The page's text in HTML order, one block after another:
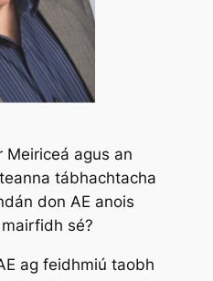
Meiriceá agus an
tábhachtacha
don AE anois
sé?
ag feidhmiú taobh